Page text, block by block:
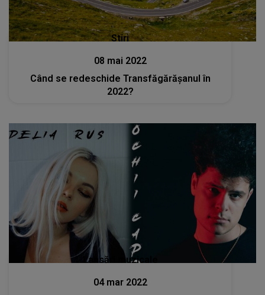
Stiri
08 mai 2022
Când se redeschide Transfăgărășanul în
2022?
Lansări muzicale
04 mar 2022